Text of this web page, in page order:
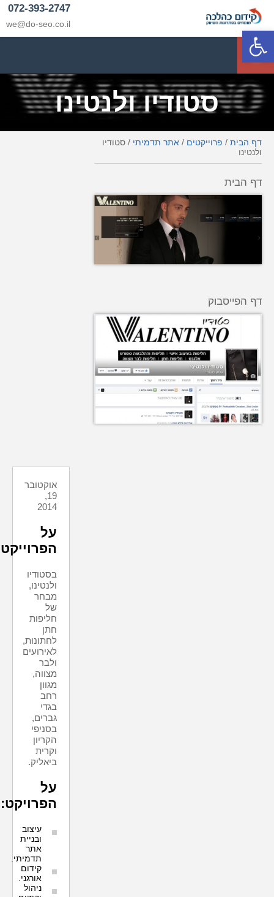
פתח סרגל נגישות
072-393-2747
we@do-seo.co.il
p
סטודיו ולנטינו
דף הבית / פרוייקטים / אתר תדמיתי / סטודיו
ולנטינו
דף הבית
דף הפייסבוק
אוקטובר
19,
2014
על
הפרוייקט
בסטודיו
ולנטינו,
מבחר
של
חליפות
חתן
לחתונות,
לאירועים
ולבר
מצווה,
מגוון
רחב
בגדי
גברים,
בסניפי
הקריון
וקרית
ביאליק.
על
הפרויקט:
עיצוב
ובניית
אתר
תדמיתי.
קידום
אורגני.
ניהול